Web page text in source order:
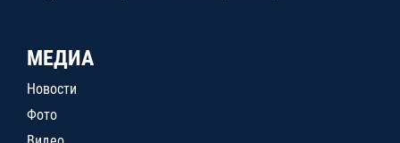
МЕДИА
Новости
Фото